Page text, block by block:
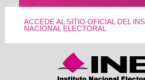
ACCEDE AL SITIO OFICIAL DEL
NACIONAL ELECTORAL